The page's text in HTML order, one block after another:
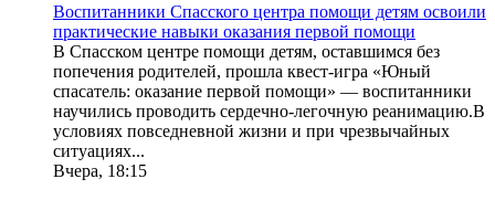
Воспитанники Спасского центра помощи детям освоили
практические навыки оказания первой помощи
В Спасском центре помощи детям, оставшимся без
попечения родителей, прошла квест-игра «Юный
спасатель: оказание первой помощи» — воспитанники
научились проводить сердечно-легочную реанимацию.В
условиях повседневной жизни и при чрезвычайных
ситуациях...
Вчера, 18:15